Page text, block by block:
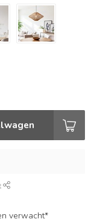
verwacht*